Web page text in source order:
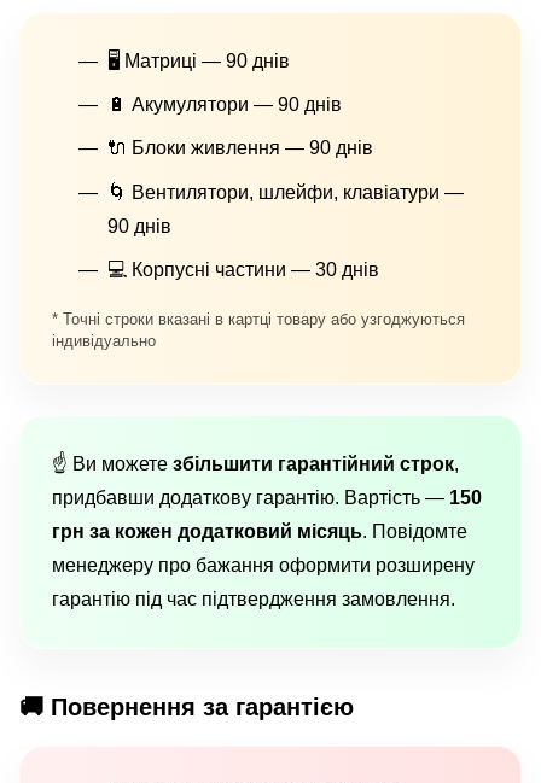
🖥 Матриці — 90 днів
🔋 Акумулятори — 90 днів
🔌 Блоки живлення — 90 днів
🌀 Вентилятори, шлейфи, клавіатури —
90 днів
💻 Корпусні частини — 30 днів
* Точні строки вказані в картці товару або узгоджуються
індивідуально
☝️ Ви можете збільшити гарантійний строк,
придбавши додаткову гарантію. Вартість — 150
грн за кожен додатковий місяць. Повідомте
менеджеру про бажання оформити розширену
гарантію під час підтвердження замовлення.
🚚 Повернення за гарантією